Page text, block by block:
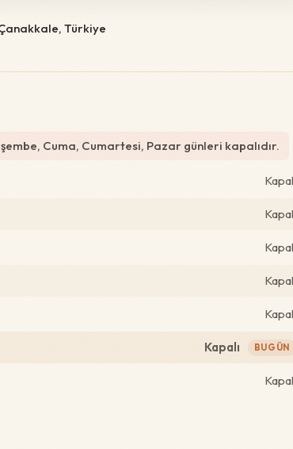
Türkiye
Cuma, Cumartesi, Pazar günleri kapalıdır.
Kapalı BUGÜN